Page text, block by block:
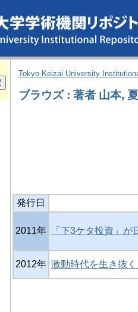
Tokyo Keizai University
ブラウズ : 著者 山本,
発行日
2011年 「下3ケタ投資」
2012年 激動時代を生き抜